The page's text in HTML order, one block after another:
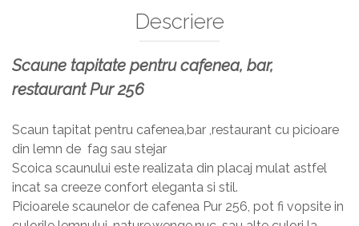
Descriere
Scaune tapitate pentru cafenea, bar,
restaurant Pur 256
Scaun tapitat pentru cafenea,bar ,restaurant cu picioare
din lemn de fag sau stejar
Scoica scaunului este realizata din placaj mulat astfel
incat sa creeze confort eleganta si stil.
Picioarele scaunelor de cafenea Pur 256, pot fi vopsite in